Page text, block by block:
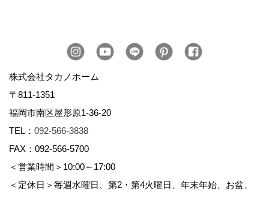
株式会社タカノホーム
〒811-1351
福岡市南区屋形原1-36-20
TEL： 092-566-3838
FAX：092-566-5700
＜営業時間＞10:00～17:00
＜定休日＞毎週水曜日、第2・第4火曜日、年末年始、お盆、